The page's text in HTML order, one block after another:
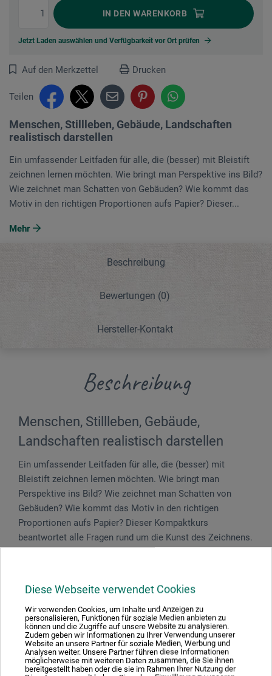
Diese Webseite verwendet Cookies
Wir verwenden Cookies, um Inhalte und Anzeigen zu
personalisieren, Funktionen für soziale Medien anbieten zu
können und die Zugriffe auf unsere Website zu analysieren.
Zudem geben wir Informationen zu Ihrer Verwendung unserer
Website an unsere Partner für soziale Medien, Werbung und
Analysen weiter. Unsere Partner führen diese Informationen
möglicherweise mit weiteren Daten zusammen, die Sie ihnen
bereitgestellt haben oder die sie im Rahmen Ihrer Nutzung der
IN DEN WARENKORB
Jetzt Laden auswählen und Verfügbarkeit vor Ort prüfen
Auf den Merkzettel Drucken
Teilen
Menschen, Stillleben, Gebäude, Landschaften
realistisch darstellen
Ein umfassender Leitfaden für alle, die (besser) mit Bleistift
zeichnen lernen möchten. Wie bringt man Perspektive ins Bild?
Wie zeichnet man Schatten von Gebäuden? Wie kommt das
Motiv in den richtigen Proportionen aufs Papier? Dieser...
Mehr
Beschreibung
Bewertungen (0)
Hersteller-Kontakt
Beschreibung
Menschen, Stillleben, Gebäude,
Landschaften realistisch darstellen
Ein umfassender Leitfaden für alle, die (besser) mit
Bleistift zeichnen lernen möchten. Wie bringt man
Perspektive ins Bild? Wie zeichnet man Schatten von
Gebäuden? Wie kommt das Motiv in den richtigen
Proportionen aufs Papier? Dieser Kompaktkurs
beantwortet alle Fragen rund um die Kunst des Zeichnens.
Produktbewertungen (0)